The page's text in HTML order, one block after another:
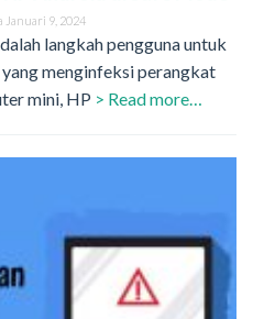
Januari 9, 2024
langkah pengguna untuk
menginfeksi perangkat
mini, HP > Read more…